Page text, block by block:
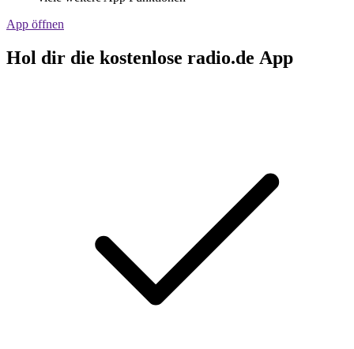
App öffnen
Hol dir die kostenlose radio.de App